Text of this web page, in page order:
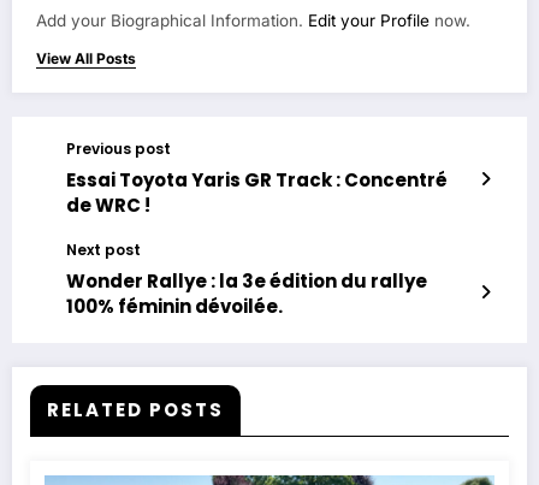
Add your Biographical Information. Edit your Profile now.
View All Posts
Previous post
Essai Toyota Yaris GR Track : Concentré
de WRC !
Next post
Wonder Rallye : la 3e édition du rallye
100% féminin dévoilée.
RELATED POSTS